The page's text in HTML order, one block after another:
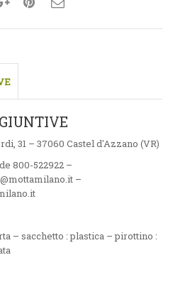
31 – 37060 Castel d'Azzano (VR)
800-522922 –
–
– sacchetto : plastica – pirottino :